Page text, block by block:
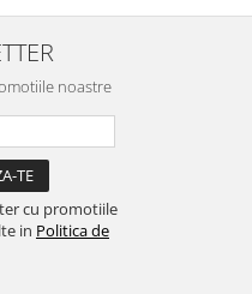
noastre
cu promotiile
in Politica de